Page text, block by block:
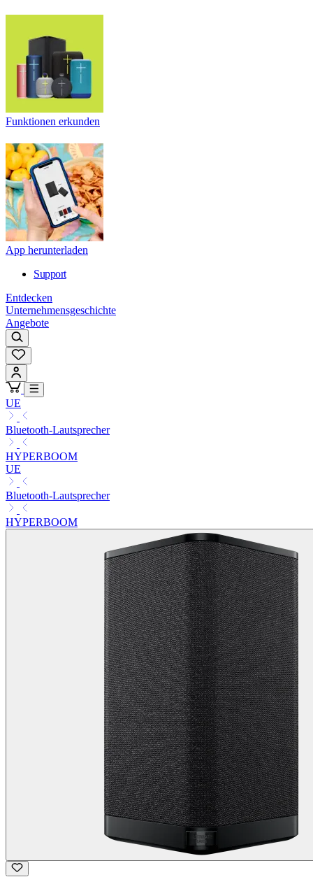
Funktionen erkunden
App herunterladen
Support
Entdecken
Unternehmensgeschichte
Angebote
UE
Bluetooth-Lautsprecher
HYPERBOOM
UE
Bluetooth-Lautsprecher
HYPERBOOM